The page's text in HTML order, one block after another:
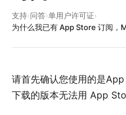
支持›问答›单用户许可证›
为什么我已有 App Store 订阅，
请首先确认您使用的是App
下载的版本无法用 App